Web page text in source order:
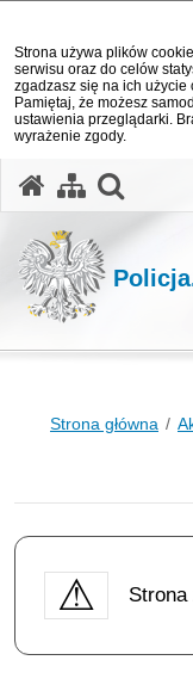
Strona używa plików
serwisu oraz do celów
zgadzasz się na ich
Pamiętaj, że możesz
ustawienia przeglądarki.
wyrażenie zgody.
Strona główna